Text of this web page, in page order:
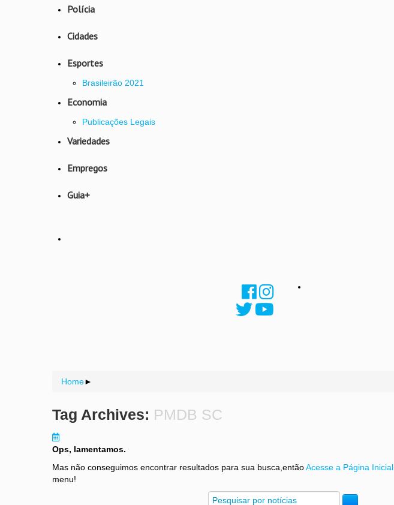
Polícia
Cidades
Esportes
Brasileirão 2021
Economia
Publicações Legais
Variedades
Empregos
Guia+
Home►
Tag Archives: PMDB SC
Ops, lamentamos.
Mas não conseguimos encontrar resultados para sua busca,entãoAcesse a Página Inicial
menu!